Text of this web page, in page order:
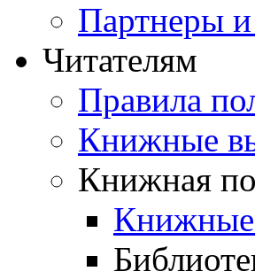
Партнеры
Читателям
Правила
Книжные
Книжная